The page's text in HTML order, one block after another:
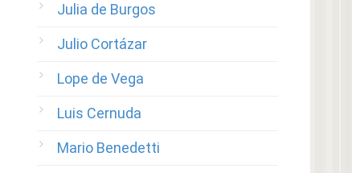
Julia de Burgos
Julio Cortázar
Lope de Vega
Luis Cernuda
Mario Benedetti